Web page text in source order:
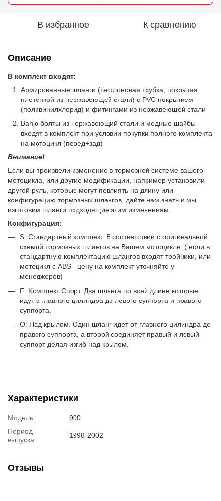
В избранное К сравнению
Описание
В комплект входят:
Армированные шланги (тефлоновая трубка, покрытая
плетёнкой из нержавеющей стали) с PVC покрытием
(поливинилхлорид) и фитингами из нержавеющей стали
Banjo болты из нержавеющий стали и медные шайбы
входят в комплект при условии покупки полного комплекта
на мотоцикл (перед+зад)
Внимание!
Если вы произвели изменение в тормозной системе вашего
мотоцикла, или другие модификации, например установили
другой руль, которые могут повлиять на длину или
конфигурацию тормозных шлангов, дайте нам знать и мы
изготовим шланги подходящие этим изменениям.
Конфигурация:
S: Стандартный комплект. В соответствии с оригинальной
схемой тормозных шлангов на Вашем мотоцикле. ( если в
стандартную комплектацию шлангов входят тройники, или
мотоцикл с ABS - цену на комплект уточняйте у
менеджеров)
F: Kомплект Спорт. Два шланга по всей длине которые
идут c главного цилиндра до левого суппорта и правого
суппорта.
O: Над крылом. Один шланг идет от главного цилиндра до
правого суппорта, а второй соединяет правый и левый
суппорт делая изгиб над крылом.
Характеристики
Модель
900
Период
выпуска
1998-2002
Отзывы